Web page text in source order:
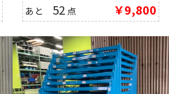
あと 52 点 ￥9,800